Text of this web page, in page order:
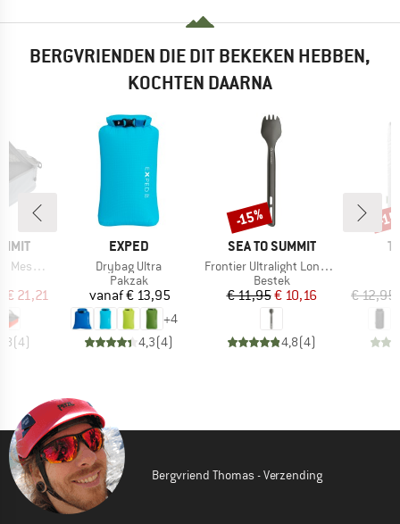
BERGVRIENDEN DIE DIT BEKEKEN HEBBEN,
KOCHTEN DAARNA
Bag
prijs
€ 21,21
(4)
MERK
EXPED
Artikel
Drybag Ultra
Productgroep
Pakzak
Prijs
vanaf€ 13,95
+4
4,3(4)
MERK
SEA TO SUMMIT
Artikel
Frontier Ultralight Long Handle Spork
Productgroep
Bestek
Prijs
€ 11,95Verlaagde prijs
€ 10,16
4,8(4)
Korting
-15%
€ 12,95
-
Bergvriend Thomas - Verzending